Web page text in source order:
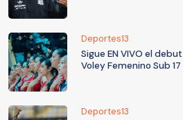
Deportes13
Sigue EN VIVO el
Voley Femenino Sub 17
Deportes13